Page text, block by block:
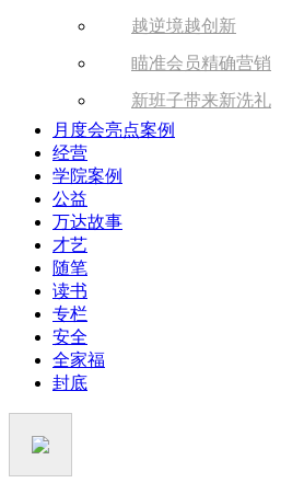
越逆境越创新
瞄准会员精确营销
新班子带来新洗礼
月度会亮点案例
经营
学院案例
公益
万达故事
才艺
随笔
读书
专栏
安全
全家福
封底